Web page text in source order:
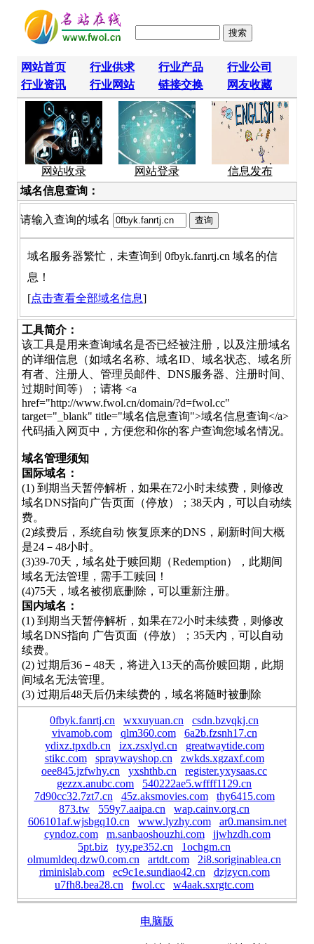
网站首页 行业供求 行业产品
行业公司
行业资讯
行业网站 链接交换 网友收藏
网站收录 网站登录
信息发布
域名信息查询：
请输入查询的域名
域名服务器繁忙，未查询到 0fbyk.fanrtj.cn 域名的信
息！
[点击查看全部域名信息]
工具简介：
该工具是用来查询域名是否已经被注册，以及注册域名
的详细信息（如域名名称、域名ID、域名状态、域名所
有者、注册人、管理员邮件、DNS服务器、注册时间、
过期时间等）；请将 <a
href="http://www.fwol.cn/domain/?d=fwol.cc"
target="_blank" title="域名信息查询">域名信息查询</a>
代码插入网页中，方便您和你的客户查询您域名情况。
域名管理须知
国际域名：
(1) 到期当天暂停解析，如果在72小时未续费，则修改
域名DNS指向广告页面（停放）；38天内，可以自动续
费。
(2)续费后，系统自动 恢复原来的DNS，刷新时间大概
是24－48小时。
(3)39-70天，域名处于赎回期（Redemption），此期间
域名无法管理，需手工赎回！
(4)75天，域名被彻底删除，可以重新注册。
国内域名：
(1) 到期当天暂停解析，如果在72小时未续费，则修改
域名DNS指向 广告页面（停放）；35天内，可以自动
续费。
(2) 过期后36－48天，将进入13天的高价赎回期，此期
间域名无法管理。
(3) 过期后48天后仍未续费的，域名将随时被删除
0fbyk.fanrtj.cn wxxuyuan.cn
csdn.bzvqkj.cn
vivamob.com
qlm360.com
6a2b.fzsnh17.cn
ydixz.tpxdb.cn
izx.zsxlyd.cn
greatwaytide.com
stikc.com
spraywayshop.cn
zwkds.xgzaxf.com
oee845.jzfwhy.cn
yxshthb.cn
register.yxysaas.cc
gezzx.anubc.com
540222ae5.wffff1129.cn
7d90cc32.7zt7.cn
45z.aksmovies.com
thy6415.com
873.tw
559y7.aaipa.cn
wap.cainv.org.cn
606101af.wjsbgq10.cn
www.lyzhy.com
ar0.mansim.net
cyndoz.com
m.sanbaoshouzhi.com
jjwhzdh.com
5pt.biz
tyy.pe352.cn
1ochgm.cn
olmumldeq.dzw0.com.cn
artdt.com
2i8.soriginablea.cn
riminislab.com
ec9c1e.sundiao42.cn
dzjzycn.com
u7fh8.bea28.cn
fwol.cc w4aak.sxrgtc.com
电脑版